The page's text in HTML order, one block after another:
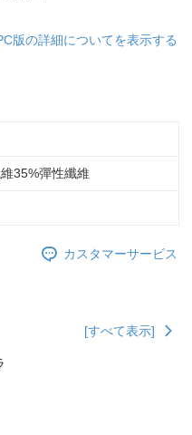
版の詳細についてを表示する
35%彈性纖維
カスタマーサービス
[すべて表示]